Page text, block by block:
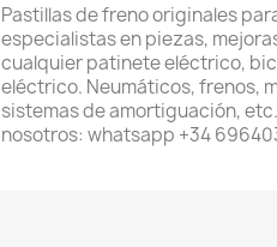
Pastillas de freno originales
especialistas en piezas,
cualquier patinete eléctrico,
eléctrico. Neumáticos, frenos,
sistemas de amortiguación,
nosotros: whatsapp +34